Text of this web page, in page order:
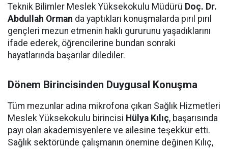
Teknik Bilimler Meslek Yüksekokulu Müdürü Doç. Dr.
Abdullah Orman da yaptıkları konuşmalarda pırıl pırıl
gençleri mezun etmenin haklı gururunu yaşadıklarını
ifade ederek, öğrencilerine bundan sonraki
hayatlarında başarılar dilediler.
Dönem Birincisinden Duygusal Konuşma
Tüm mezunlar adına mikrofona çıkan Sağlık Hizmetleri
Meslek Yüksekokulu birincisi Hülya Kılıç, başarısında
payı olan akademisyenlere ve ailesine teşekkür etti.
Sağlık sektöründe çalışmanın önemine değinen Kılıç,